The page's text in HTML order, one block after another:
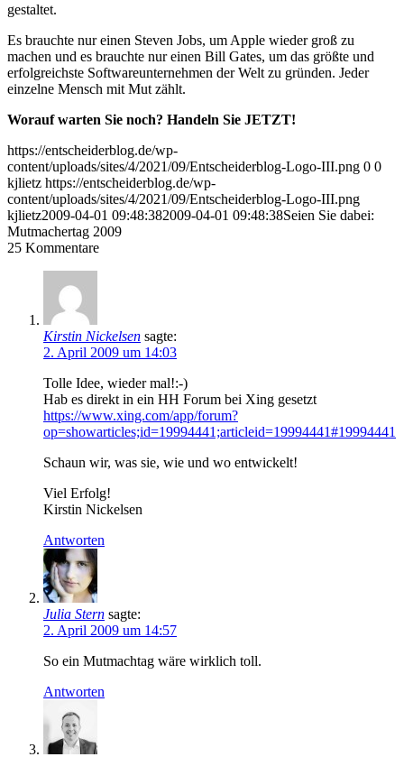
gestaltet.
Es brauchte nur einen Steven Jobs, um Apple wieder groß zu
machen und es brauchte nur einen Bill Gates, um das größte und
erfolgreichste Softwareunternehmen der Welt zu gründen. Jeder
einzelne Mensch mit Mut zählt.
Worauf warten Sie noch? Handeln Sie JETZT!
https://entscheiderblog.de/wp-
content/uploads/sites/4/2021/09/Entscheiderblog-Logo-III.png 0 0
kjlietz https://entscheiderblog.de/wp-
content/uploads/sites/4/2021/09/Entscheiderblog-Logo-III.png
kjlietz2009-04-01 09:48:382009-04-01 09:48:38Seien Sie dabei:
Mutmachertag 2009
25 Kommentare
Kirstin Nickelsen sagte:
2. April 2009 um 14:03
Tolle Idee, wieder mal!:-)
Hab es direkt in ein HH Forum bei Xing gesetzt
https://www.xing.com/app/forum?
op=showarticles;id=19994441;articleid=19994441#19994441
Schaun wir, was sie, wie und wo entwickelt!
Viel Erfolg!
Kirstin Nickelsen
Antworten
Julia Stern sagte:
2. April 2009 um 14:57
So ein Mutmachtag wäre wirklich toll.
Antworten